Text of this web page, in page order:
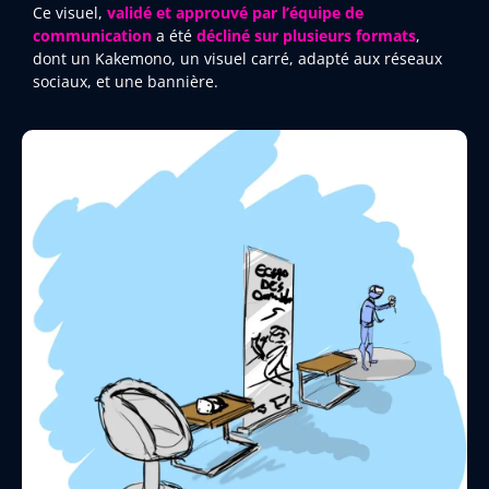
Ce visuel, validé et approuvé par l’équipe de
communication a été décliné sur plusieurs formats,
dont un Kakemono, un visuel carré, adapté aux réseaux
sociaux, et une bannière.